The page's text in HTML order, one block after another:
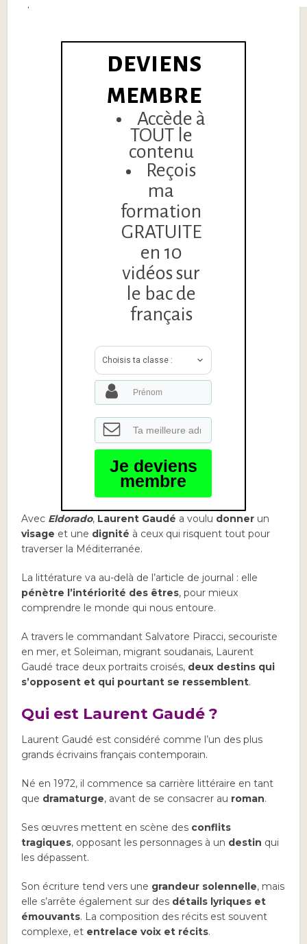
DEVIENS
MEMBRE
Accède à
TOUT le
contenu
Reçois
ma
formation
GRATUITE
en 10
vidéos sur
le bac de
français
Choisis ta classe :
Je deviens
membre
Avec Eldorado, Laurent Gaudé a voulu donner un
visage et une dignité à ceux qui risquent tout pour
traverser la Méditerranée.
La littérature va au-delà de l’article de journal : elle
pénètre l’intériorité des êtres, pour mieux
comprendre le monde qui nous entoure.
A travers le commandant Salvatore Piracci, secouriste
en mer, et Soleiman, migrant soudanais, Laurent
Gaudé trace deux portraits croisés, deux destins qui
s’opposent et qui pourtant se ressemblent.
Qui est Laurent Gaudé ?
Laurent Gaudé est considéré comme l’un des plus
grands écrivains français contemporain.
Né en 1972, il commence sa carrière littéraire en tant
que dramaturge, avant de se consacrer au roman.
Ses œuvres mettent en scène des conflits
tragiques, opposant les personnages à un destin qui
les dépassent.
Son écriture tend vers une grandeur solennelle, mais
elle s’arrête également sur des détails lyriques et
émouvants. La composition des récits est souvent
complexe, et entrelace voix et récits.